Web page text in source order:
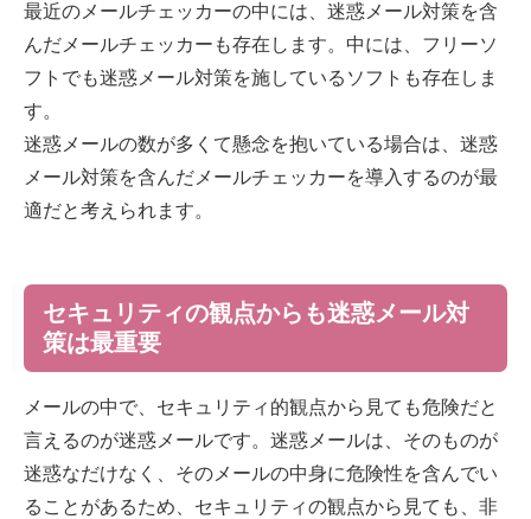
最近のメールチェッカーの中には、迷惑メール対策を含
んだメールチェッカーも存在します。中には、フリーソ
フトでも迷惑メール対策を施しているソフトも存在しま
す。
迷惑メールの数が多くて懸念を抱いている場合は、迷惑
メール対策を含んだメールチェッカーを導入するのが最
適だと考えられます。
セキュリティの観点からも迷惑メール対
策は最重要
メールの中で、セキュリティ的観点から見ても危険だと
言えるのが迷惑メールです。迷惑メールは、そのものが
迷惑なだけなく、そのメールの中身に危険性を含んでい
ることがあるため、セキュリティの観点から見ても、非